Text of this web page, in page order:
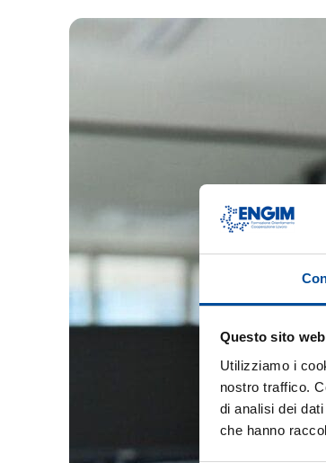
Questo sito
Utilizziamo i
nostro traffico.
di analisi dei
che hanno